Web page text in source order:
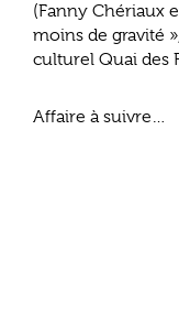
(Fanny Chériaux
moins de gravité
culturel Quai des
Affaire à suivre…